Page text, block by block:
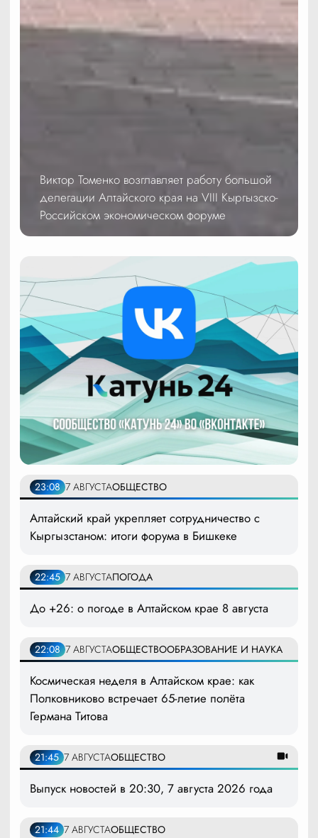
Виктор Томенко возглавляет работу большой
делегации Алтайского края на VIII Кыргызско-
Российском экономическом форуме
23:08 7 АВГУСТАОБЩЕСТВО
Алтайский край укрепляет сотрудничество с
Кыргызстаном: итоги форума в Бишкеке
22:45 7 АВГУСТАПОГОДА
До +26: о погоде в Алтайском крае 8 августа
22:08 7 АВГУСТАОБЩЕСТВООБРАЗОВАНИЕ И НАУКА
Космическая неделя в Алтайском крае: как
Полковниково встречает 65-летие полёта
Германа Титова
21:45 7 АВГУСТАОБЩЕСТВО
Выпуск новостей в 20:30, 7 августа 2026 года
21:44 7 АВГУСТАОБЩЕСТВО